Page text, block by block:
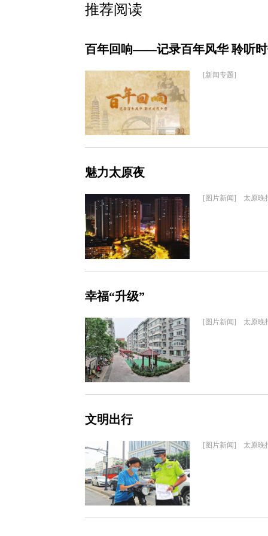
推荐阅读
百年回响——记录百年风华 聆听
[新闻专题]
魅力太原夜
[图片新闻] 太原晚
幸福“升级”
[图片新闻] 太原晚
文明出行
[图片新闻] 太原晚